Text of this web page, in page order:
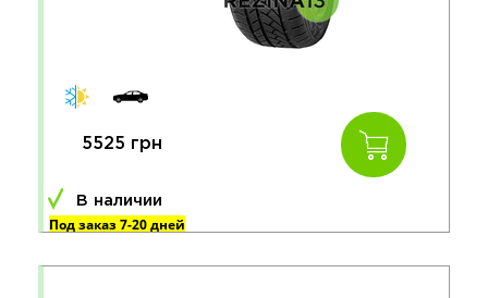
5525 грн
В наличии
Под заказ 7-20 дней